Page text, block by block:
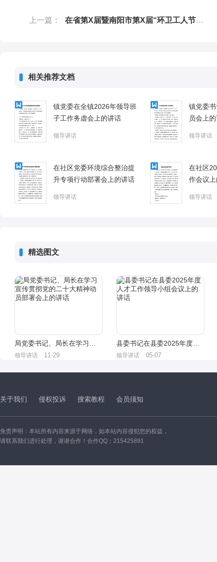
上一篇： 在省第X届暨南阳市第X届“环卫工人节”庆祝表彰大会上的讲话
相关推荐文档
镇党委在全镇2026年领导班
子工作务虚会上的讲话
领导讲话
镇党委
员会上
领导讲话
在社区党委环境综合整治提
升专项行动部署会上的讲话
领导讲话
在社区
作会议
领导讲话
精选图文
领导讲话 11-29 领导讲话 05-07
关于我们 侵权投诉 搜索教程 会员须知
免责声明：本站所有内容来源于网络，如本站内容侵犯您的权益，
请联系我们进行处理，谢谢合作！合作QQ：215425891